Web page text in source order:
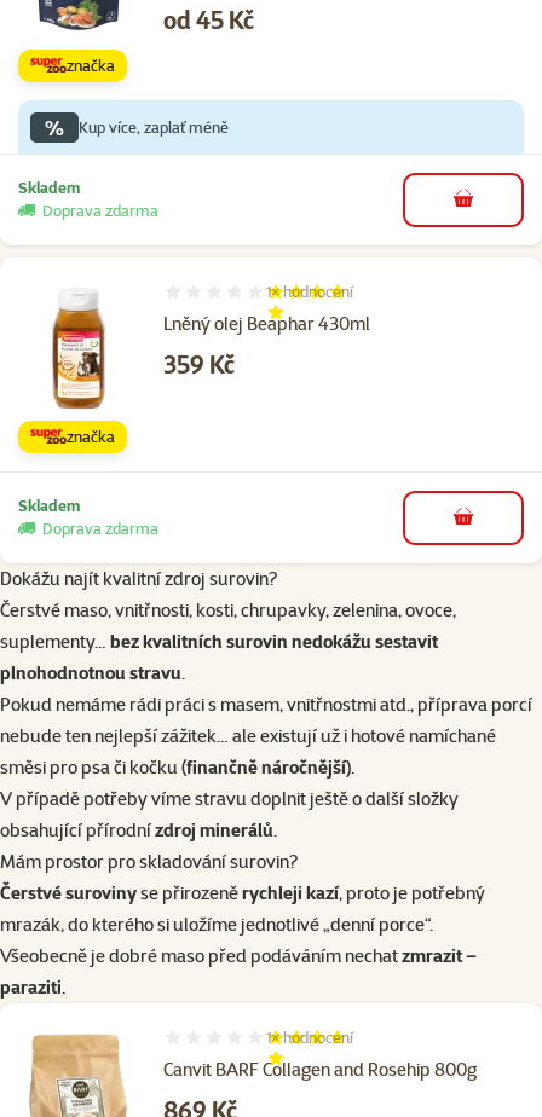
Cena
od 45 Kč
značka
% Kup více, zaplať méně
Skladem
Doprava zdarma
do košíku
Lněný olej Beaphar 430ml
Hodnocení 80%, počet hodnocení: 1
1×hodnocení
Cena
359 Kč
značka
Skladem
Doprava zdarma
do košíku
Dokážu najít kvalitní zdroj surovin?
Čerstvé maso, vnitřnosti, kosti, chrupavky, zelenina, ovoce,
suplementy… bez kvalitních surovin nedokážu sestavit
plnohodnotnou stravu
Pokud nemáme rádi práci s masem, vnitřnostmi atd., příprava porcí
nebude ten nejlepší zážitek… ale existují už i hotové namíchané
směsi pro psa či kočku (finančně náročnější).
V případě potřeby víme stravu doplnit ještě o dalšísložky
obsahující přírodnízdroj minerálů
Mám prostor pro skladování surovin?
Čerstvé surovinyse přirozeněrychleji kazí, proto je potřebný
mrazák, do kterého si uložíme jednotlivé „denní porce“.
Všeobecně je dobré maso před podáváním nechatzmrazit –
paraziti
Canvit BARF Collagen and Rosehip 800g
Hodnocení 80%, počet hodnocení: 1
1×hodnocení
Cena
869 Kč